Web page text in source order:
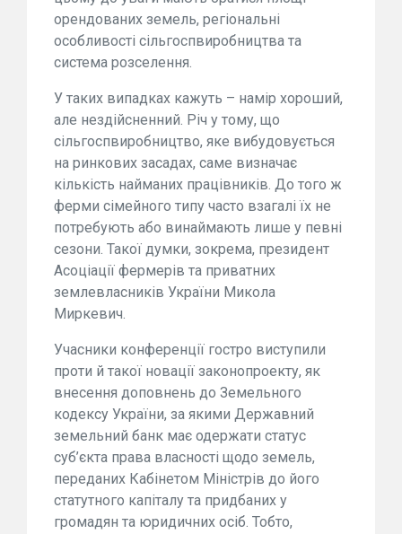
орендованих земель, регіональні
особливості сільгоспвиробництва та
система розселення.
У таких випадках кажуть – намір хороший,
але нездійсненний. Річ у тому, що
сільгоспвиробництво, яке вибудовується
на ринкових засадах, саме визначає
кількість найманих працівників. До того ж
ферми сімейного типу часто взагалі їх не
потребують або винаймають лише у певні
сезони. Такої думки, зокрема, президент
Асоціації фермерів та приватних
землевласників України Микола
Миркевич.
Учасники конференції гостро виступили
проти й такої новації законопроекту, як
внесення доповнень до Земельного
кодексу України, за якими Державний
земельний банк має одержати статус
суб’єкта права власності щодо земель,
переданих Кабінетом Міністрів до його
статутного капіталу та придбаних у
громадян та юридичних осіб. Тобто,